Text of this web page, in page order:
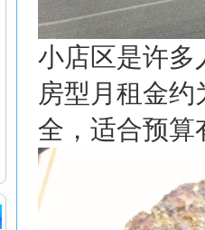
小店区是许多
房型月租金约
全，适合预算